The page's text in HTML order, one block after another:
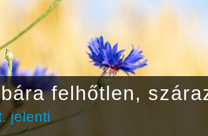
felhőtlen,
jelenti